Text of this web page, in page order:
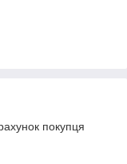
покупця